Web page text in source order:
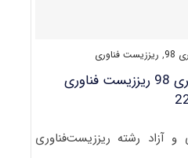
, ریززیست فناوری
دانلود سوالات آزمون دکتری 98 ریززیست فناوری
98 سراسری و آزاد رشته ریززیست‌فناوری